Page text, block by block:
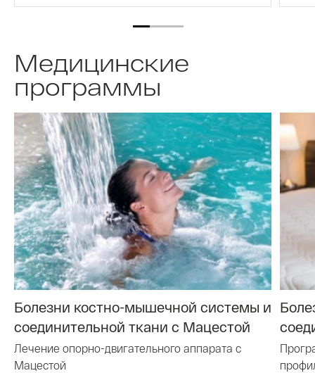
Медицинские
программы
Болезни костно-мышечной системы и
соединительной ткани с Мацестой
Лечение опорно-двигательного аппарата с
Мацестой